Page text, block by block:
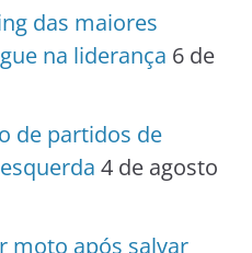
das maiores
na liderança 6 de
de partidos de
4 de agosto
moto após salvar